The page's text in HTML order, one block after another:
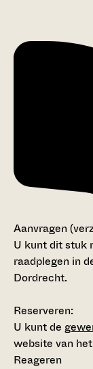
Aanvragen
U kunt dit stuk
raadplegen in
Dordrecht.
Reserveren:
U kunt de
website van
Reageren